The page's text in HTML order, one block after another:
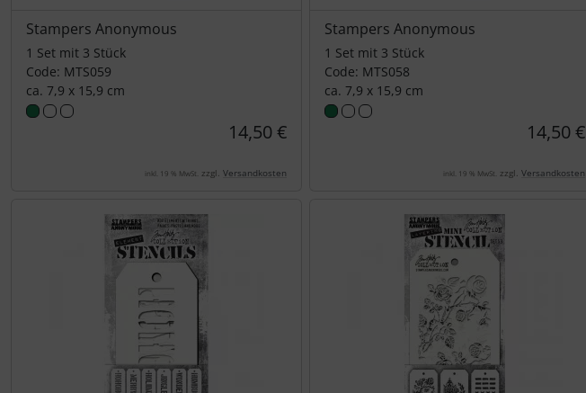
Stampers Anonymous
1 Set mit 3 Stück
Code: MTS059
ca. 7,9 x 15,9 cm
14,50 €
inkl. 19 % MwSt. zzgl. Versandkosten
Stampers Anonymous
1 Set mit 3 Stück
Code: MTS058
ca. 7,9 x 15,9 cm
14,50 €
inkl. 19 % MwSt. zzgl. Versandkosten